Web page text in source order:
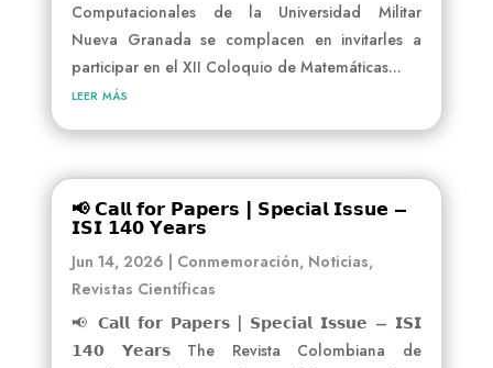
Computacionales de la Universidad Militar
Nueva Granada se complacen en invitarles a
participar en el XII Coloquio de Matemáticas...
leer más
📢 𝗖𝗮𝗹𝗹 𝗳𝗼𝗿 𝗣𝗮𝗽𝗲𝗿𝘀 | 𝗦𝗽𝗲𝗰𝗶𝗮𝗹 𝗜𝘀𝘀𝘂𝗲 –
𝗜𝗦𝗜 𝟭𝟰𝟬 𝗬𝗲𝗮𝗿𝘀
Jun 14, 2026 | Conmemoración, Noticias,
Revistas Científicas
📢 𝗖𝗮𝗹𝗹 𝗳𝗼𝗿 𝗣𝗮𝗽𝗲𝗿𝘀 | 𝗦𝗽𝗲𝗰𝗶𝗮𝗹 𝗜𝘀𝘀𝘂𝗲 – 𝗜𝗦𝗜
𝟭𝟰𝟬 𝗬𝗲𝗮𝗿𝘀 The Revista Colombiana de